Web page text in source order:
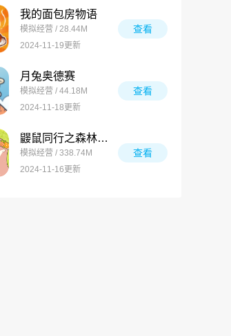
我的面包房物语
模拟经营 / 28.44M
2024-11-19更新
查看
月兔奥德赛
模拟经营 / 44.18M
2024-11-18更新
查看
鼹鼠同行之森林之家万圣节版
模拟经营 / 338.74M
2024-11-16更新
查看